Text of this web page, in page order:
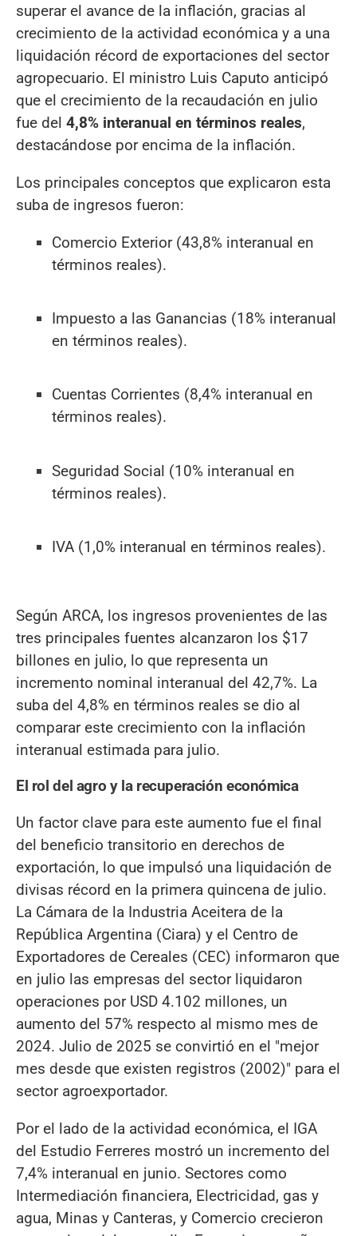
superar el avance de la inflación, gracias al
crecimiento de la actividad económica y a una
liquidación récord de exportaciones del sector
agropecuario. El ministro Luis Caputo anticipó
que el crecimiento de la recaudación en julio
fue del 4,8% interanual en términos reales,
destacándose por encima de la inflación.
Los principales conceptos que explicaron esta
suba de ingresos fueron:
Comercio Exterior (43,8% interanual en
términos reales).
Impuesto a las Ganancias (18% interanual
en términos reales).
Cuentas Corrientes (8,4% interanual en
términos reales).
Seguridad Social (10% interanual en
términos reales).
IVA (1,0% interanual en términos reales).
Según ARCA, los ingresos provenientes de las
tres principales fuentes alcanzaron los $17
billones en julio, lo que representa un
incremento nominal interanual del 42,7%. La
suba del 4,8% en términos reales se dio al
comparar este crecimiento con la inflación
interanual estimada para julio.
El rol del agro y la recuperación económica
Un factor clave para este aumento fue el final
del beneficio transitorio en derechos de
exportación, lo que impulsó una liquidación de
divisas récord en la primera quincena de julio.
La Cámara de la Industria Aceitera de la
República Argentina (Ciara) y el Centro de
Exportadores de Cereales (CEC) informaron que
en julio las empresas del sector liquidaron
operaciones por USD 4.102 millones, un
aumento del 57% respecto al mismo mes de
2024. Julio de 2025 se convirtió en el "mejor
mes desde que existen registros (2002)" para el
sector agroexportador.
Por el lado de la actividad económica, el IGA
del Estudio Ferreres mostró un incremento del
7,4% interanual en junio. Sectores como
Intermediación financiera, Electricidad, gas y
agua, Minas y Canteras, y Comercio crecieron